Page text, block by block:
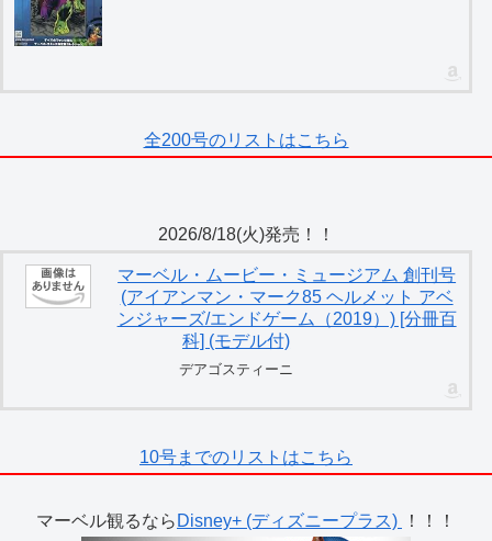
全200号のリストはこちら
2026/8/18(火)発売！！
マーベル・ムービー・ミュージアム 創刊号
(アイアンマン・マーク85 ヘルメット アベ
ンジャーズ/エンドゲーム（2019）) [分冊百
科] (モデル付)
デアゴスティーニ
10号までのリストはこちら
マーベル観るなら Disney+ (ディズニープラス) ！！！